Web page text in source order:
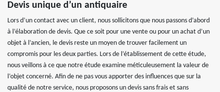
Devis unique d’un antiquaire
Lors d’un contact avec un client, nous sollicitons que nous passons d’abord
à l’élaboration de devis. Que ce soit pour une vente ou pour un achat d’un
objet à l’ancien, le devis reste un moyen de trouver facilement un
compromis pour les deux parties. Lors de l’établissement de cette étude,
nous veillons à ce que notre étude examine méticuleusement la valeur de
l’objet concerné. Afin de ne pas vous apporter des influences que sur la
qualité de notre service, nous proposons un devis sans frais et sans